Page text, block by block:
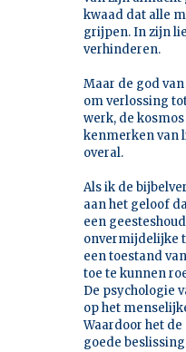
kwaad dat alle
grijpen. In zijn
verhinderen.
Maar de god
om verlossing
werk, de
kenmerken van
overal.
Als ik de
aan het geloof
een
onvermijdelijke
een toestand
toe te kunnen
De psychologie
op het
Waardoor het
goede